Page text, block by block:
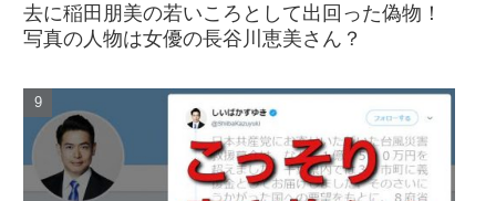
去に稲田朋美の若いころとして出回った偽物！
写真の人物は女優の長谷川恵美さん？